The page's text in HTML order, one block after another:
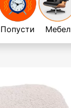
Попусти Мебел